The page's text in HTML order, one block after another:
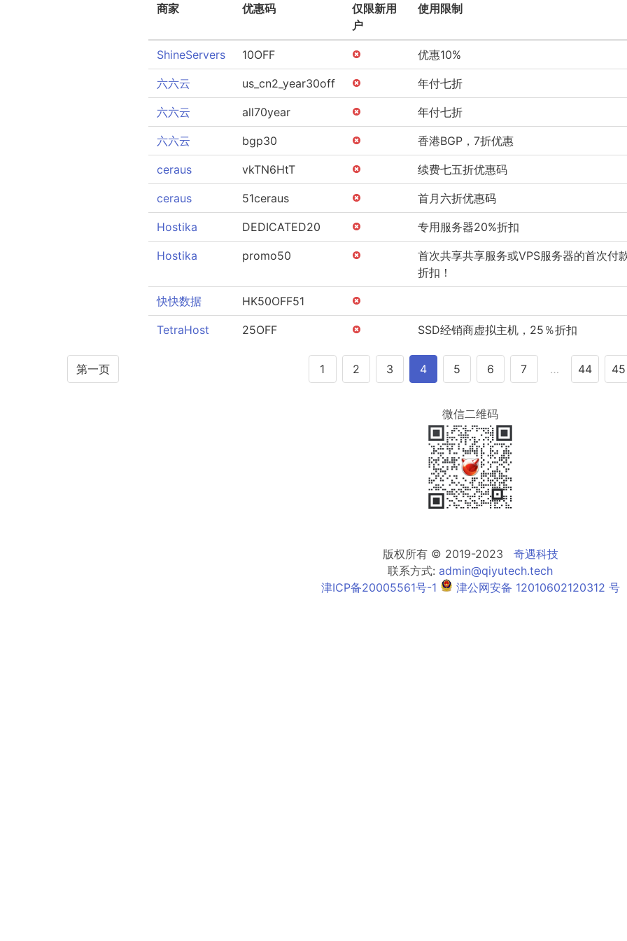
商家 优惠码
仅限新用
户
使用限制
ShineServers 10OFF 优惠10%
六六云 us_cn2_year30off 年付七折
六六云 all70year 年付七折
六六云 bgp30 香港BGP，7折优惠
ceraus vkTN6HtT 续费七五折优惠码
ceraus 51ceraus 首月六折优惠码
Hostika DEDICATED20 专用服务器20%折扣
Hostika promo50
首次共享共享服务或VPS服务器的首次付
折扣！
快快数据 HK50OFF51
TetraHost 25OFF SSD经销商虚拟主机，25％折扣
第一页 1 2 3 4 5 6 7 … 44 45
微信二维码
版权所有 © 2019-2023 奇遇科技
联系方式: admin@qiyutech.tech
津ICP备20005561号-1
津公网安备 12010602120312 号